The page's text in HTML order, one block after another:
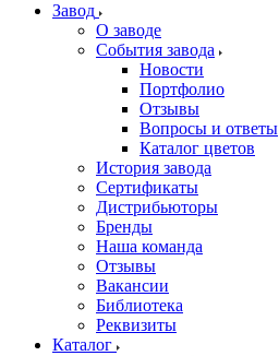
Завод
О заводе
События завода
Новости
Портфолио
Отзывы
Вопросы и ответы
Каталог цветов
История завода
Сертификаты
Дистрибьюторы
Бренды
Наша команда
Отзывы
Вакансии
Библиотека
Реквизиты
Каталог